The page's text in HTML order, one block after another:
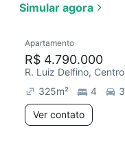
Simular agora
Apartamento
R$ 4.790.000
R. Luiz Delfino, Centro
325m² 4
3
Ver contato